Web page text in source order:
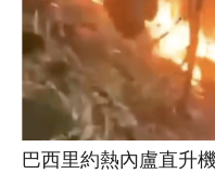
巴西里約熱內盧直升